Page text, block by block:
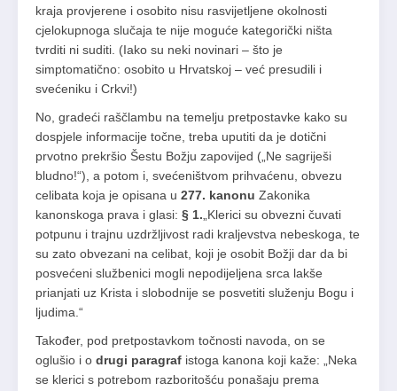
kraja provjerene i osobito nisu rasvijetljene okolnosti
cjelokupnoga slučaja te nije moguće kategorički ništa
tvrditi ni suditi. (Iako su neki novinari – što je
simptomatično: osobito u Hrvatskoj – već presudili i
svećeniku i Crkvi!)
No, gradeći raščlambu na temelju pretpostavke kako su
dospjele informacije točne, treba uputiti da je dotični
prvotno prekršio Šestu Božju zapovijed („Ne sagriješi
bludno!“), a potom i, svećeništvom prihvaćenu, obvezu
celibata koja je opisana u 277. kanonu Zakonika
kanonskoga prava i glasi: § 1.„Klerici su obvezni čuvati
potpunu i trajnu uzdržljivost radi kraljevstva nebeskoga, te
su zato obvezani na celibat, koji je osobit Božji dar da bi
posvećeni službenici mogli nepodijeljena srca lakše
prianjati uz Krista i slobodnije se posvetiti služenju Bogu i
ljudima.“
Također, pod pretpostavkom točnosti navoda, on se
oglušio i o drugi paragraf istoga kanona koji kaže: „Neka
se klerici s potrebom razboritošću ponašaju prema